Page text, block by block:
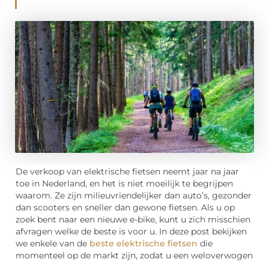
De verkoop van elektrische fietsen neemt jaar na jaar
toe in Nederland, en het is niet moeilijk te begrijpen
waarom. Ze zijn milieuvriendelijker dan auto’s, gezonder
dan scooters en sneller dan gewone fietsen. Als u op
zoek bent naar een nieuwe e-bike, kunt u zich misschien
afvragen welke de beste is voor u. In deze post bekijken
we enkele van de beste elektrische fietsen die
momenteel op de markt zijn, zodat u een weloverwogen